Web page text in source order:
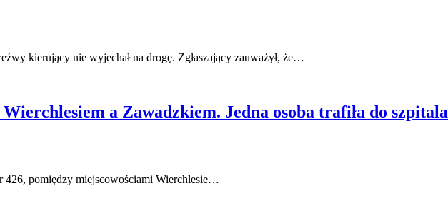
kierujący nie wyjechał na drogę. Zgłaszający zauważył, że…
a Zawadzkiem. Jedna osoba trafiła do szpitala
426, pomiędzy miejscowościami Wierchlesie…